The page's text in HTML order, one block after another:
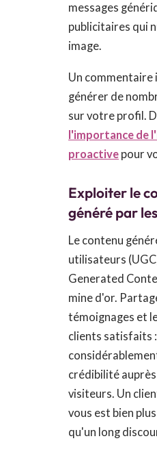
messages
publicitaires qui
image.
Un
générer de
sur votre profil.
l'importance de
proactive pour
Exploiter le
généré par
Le contenu
utilisateurs
Generated
mine d'or.
témoignages et
clients satisfaits
crédibilité
visiteurs. Un
vous est bien
qu'un long